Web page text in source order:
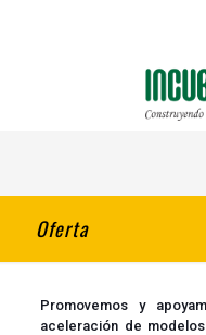
Oferta
Promovemos y
aceleración de